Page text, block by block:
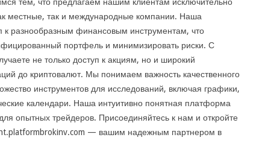
местные, так и международные компании. Наша
к разнообразным финансовым инструментам, что
портфель и минимизировать риски. С
не только доступ к акциям, но и широкий
до криптовалют. Мы понимаем важность качественного
инструментов для исследований, включая графики,
календари. Наша интуитивно понятная платформа
опытных трейдеров. Присоединяйтесь к нам и откройте
— вашим надежным партнером в